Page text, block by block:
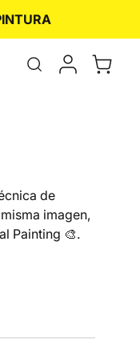
Abrir
el
de
imagen,
Painting 🎨.